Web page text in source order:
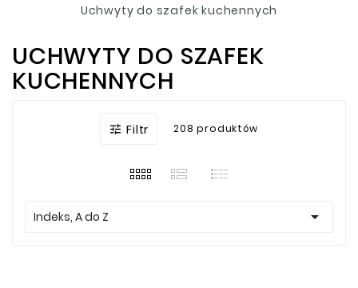
Uchwyty do szafek kuchennych
UCHWYTY DO SZAFEK
KUCHENNYCH
 Filtr 208 produktów
Indeks, A do Z 